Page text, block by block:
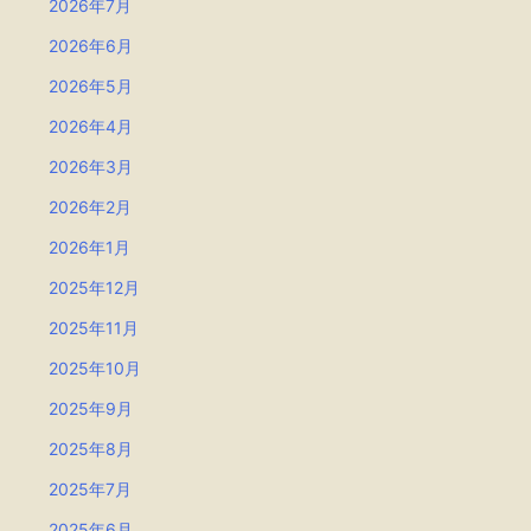
2026年7月
2026年6月
2026年5月
2026年4月
2026年3月
2026年2月
2026年1月
2025年12月
2025年11月
2025年10月
2025年9月
2025年8月
2025年7月